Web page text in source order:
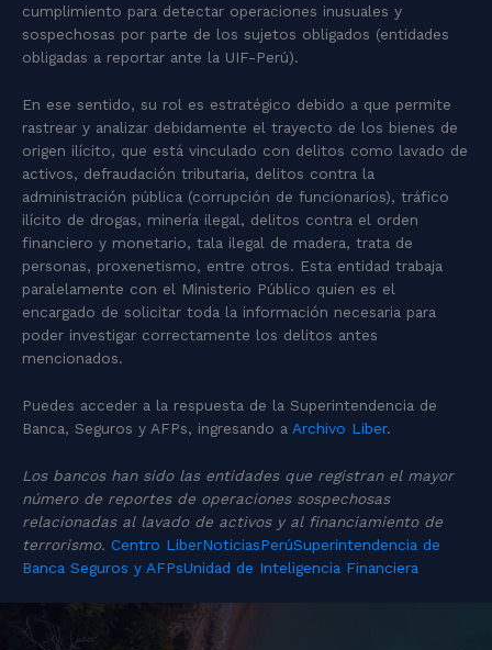
cumplimiento para detectar operaciones inusuales y
sospechosas por parte de los sujetos obligados (entidades
obligadas a reportar ante la UIF-Perú).
En ese sentido, su rol es estratégico debido a que permite
rastrear y analizar debidamente el trayecto de los bienes de
origen ilícito, que está vinculado con delitos como lavado de
activos, defraudación tributaria, delitos contra la
administración pública (corrupción de funcionarios), tráfico
ilícito de drogas, minería ilegal, delitos contra el orden
financiero y monetario, tala ilegal de madera, trata de
personas, proxenetismo, entre otros. Esta entidad trabaja
paralelamente con el Ministerio Público quien es el
encargado de solicitar toda la información necesaria para
poder investigar correctamente los delitos antes
mencionados.
Puedes acceder a la respuesta de la Superintendencia de
Banca, Seguros y AFPs, ingresando a Archivo Liber.
Los bancos han sido las entidades que registran el mayor
número de reportes de operaciones sospechosas
relacionadas al lavado de activos y al financiamiento de
terrorismo. Centro LiberNoticiasPerúSuperintendencia de
Banca Seguros y AFPsUnidad de Inteligencia Financiera